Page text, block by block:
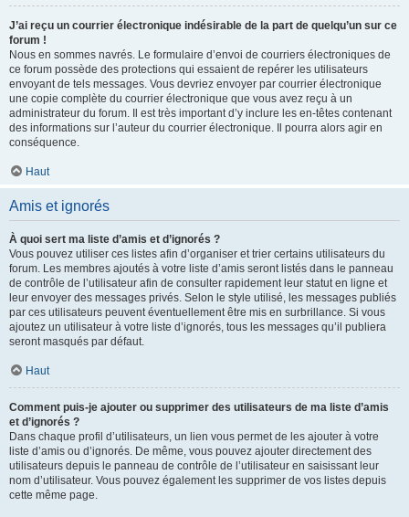
J’ai reçu un courrier électronique indésirable de la part de quelqu’un sur ce
forum !
Nous en sommes navrés. Le formulaire d’envoi de courriers électroniques de
ce forum possède des protections qui essaient de repérer les utilisateurs
envoyant de tels messages. Vous devriez envoyer par courrier électronique
une copie complète du courrier électronique que vous avez reçu à un
administrateur du forum. Il est très important d’y inclure les en-têtes contenant
des informations sur l’auteur du courrier électronique. Il pourra alors agir en
conséquence.
Haut
Amis et ignorés
À quoi sert ma liste d’amis et d’ignorés ?
Vous pouvez utiliser ces listes afin d’organiser et trier certains utilisateurs du
forum. Les membres ajoutés à votre liste d’amis seront listés dans le panneau
de contrôle de l’utilisateur afin de consulter rapidement leur statut en ligne et
leur envoyer des messages privés. Selon le style utilisé, les messages publiés
par ces utilisateurs peuvent éventuellement être mis en surbrillance. Si vous
ajoutez un utilisateur à votre liste d’ignorés, tous les messages qu’il publiera
seront masqués par défaut.
Haut
Comment puis-je ajouter ou supprimer des utilisateurs de ma liste d’amis
et d’ignorés ?
Dans chaque profil d’utilisateurs, un lien vous permet de les ajouter à votre
liste d’amis ou d’ignorés. De même, vous pouvez ajouter directement des
utilisateurs depuis le panneau de contrôle de l’utilisateur en saisissant leur
nom d’utilisateur. Vous pouvez également les supprimer de vos listes depuis
cette même page.